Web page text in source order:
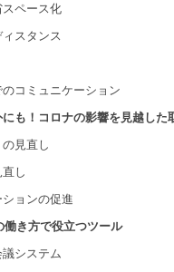
ペース化
スタンス
コミュニケーション
も！コロナの影響を見越した
見直し
し
ョンの促進
働き方で役立つツール
システム